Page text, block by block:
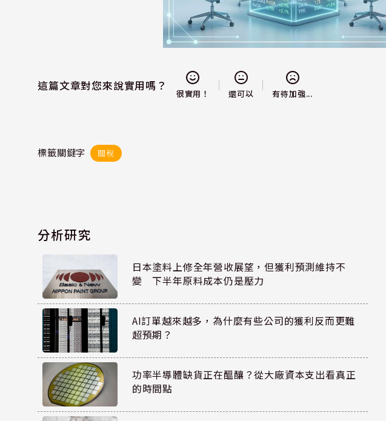
這篇文章對您來說實用嗎？
很實用！ 還可以 有待加強...
標籤關鍵字 關稅
分析研究
日本塗料上修全年營收展望，但獲利預測維持不
變 下半年原料成本仍是壓力
AI訂單越來越多，為什麼有些公司的獲利反而更難
超預期？
功率半導體缺貨正在醞釀？從大廠資本支出看真正
的時間點